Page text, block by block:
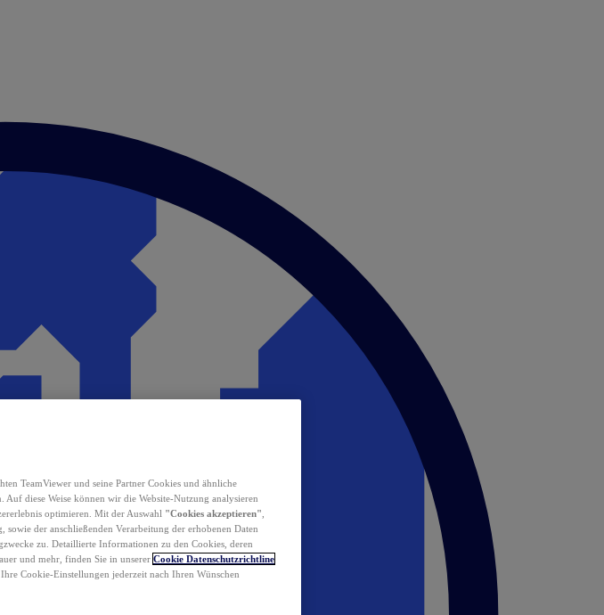
TeamViewer und seine Partner Cookies und ähnliche
Auf diese Weise können wir die Website-Nutzung analysieren
optimieren. Mit der Auswahl "Cookies akzeptieren"
der anschließenden Verarbeitung der erhobenen Daten
zu. Detaillierte Informationen zu den Cookies, deren
und mehr, finden Sie in unserer Cookie Datenschutzrichtline
Ihre Cookie-Einstellungen jederzeit nach Ihren Wünschen